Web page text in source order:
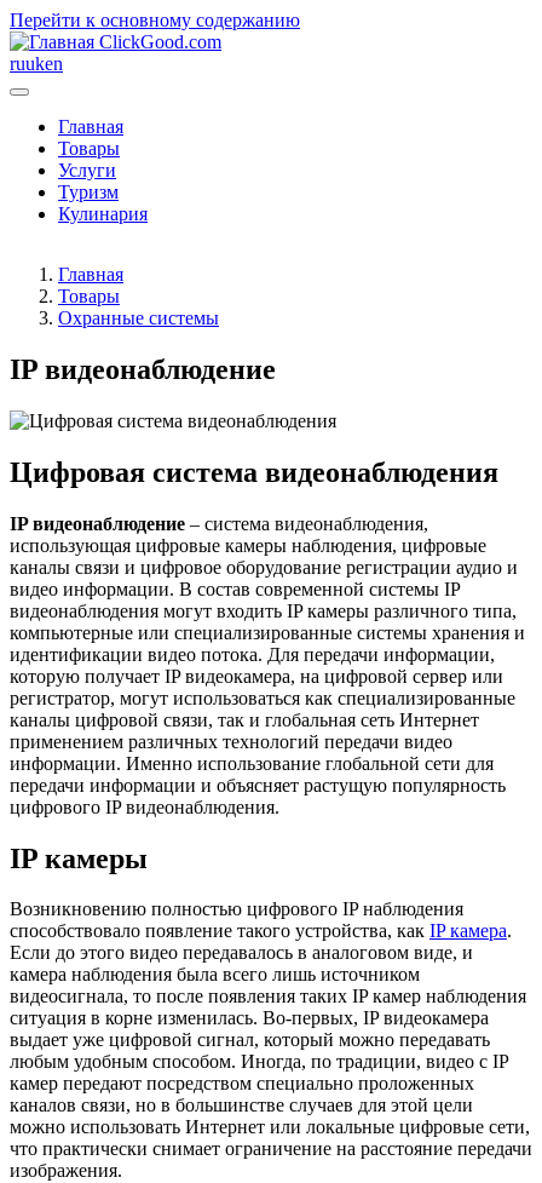
Перейти к основному содержанию
ClickGood.com
ruuken
Главная
Товары
Услуги
Туризм
Кулинария
Главная
Товары
Охранные системы
IP видеонаблюдение
Цифровая система видеонаблюдения
IP видеонаблюдение – система видеонаблюдения,
использующая цифровые камеры наблюдения, цифровые
каналы связи и цифровое оборудование регистрации аудио и
видео информации. В состав современной системы IP
видеонаблюдения могут входить IP камеры различного типа,
компьютерные или специализированные системы хранения и
идентификации видео потока. Для передачи информации,
которую получает IP видеокамера, на цифровой сервер или
регистратор, могут использоваться как специализированные
каналы цифровой связи, так и глобальная сеть Интернет
применением различных технологий передачи видео
информации. Именно использование глобальной сети для
передачи информации и объясняет растущую популярность
цифрового IP видеонаблюдения.
IP камеры
Возникновению полностью цифрового IP наблюдения
способствовало появление такого устройства, как IP камера.
Если до этого видео передавалось в аналоговом виде, и
камера наблюдения была всего лишь источником
видеосигнала, то после появления таких IP камер наблюдения
ситуация в корне изменилась. Во-первых, IP видеокамера
выдает уже цифровой сигнал, который можно передавать
любым удобным способом. Иногда, по традиции, видео с IP
камер передают посредством специально проложенных
каналов связи, но в большинстве случаев для этой цели
можно использовать Интернет или локальные цифровые сети,
что практически снимает ограничение на расстояние передачи
изображения.